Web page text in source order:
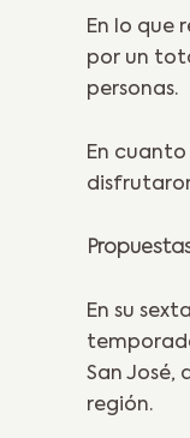
En lo que
por un
personas.
En
En su
San
región.